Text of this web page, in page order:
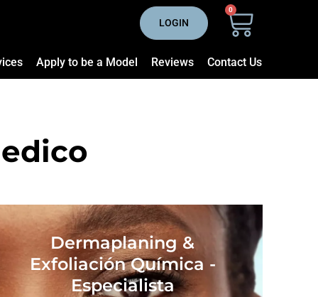
LOGIN
0
Apply to be a Model Reviews Contact Us
Dermaplaning &
Exfoliación Química -
Especialista